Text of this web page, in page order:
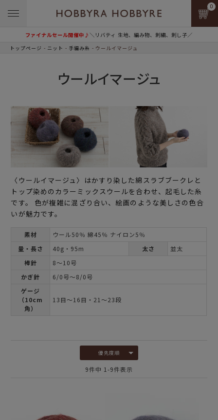
ファイナルセール開催中♪＼リバティ 生地、編み物、刺繍、刺し子／
0
トップページ ニット 手編み糸 ウールイマージュ
ウールイマージュ
〈ウールイマージュ〉はかすり染した綿スラブブークレと
トップ染めのカラーミックスウールを合わせ、起毛した糸
です。 色が複雑に混ざり合い、絵画のような美しさの色合
いが魅力です。
素材
ウール50％ 綿45％ ナイロン5％
量・長さ
40g・95m 太さ
並太
棒針
8～10号
かぎ針
6/0号～8/0号
ゲージ
（10cm
角）
13目～16目・21～23段
優先度順
9件中 1 -9件表示